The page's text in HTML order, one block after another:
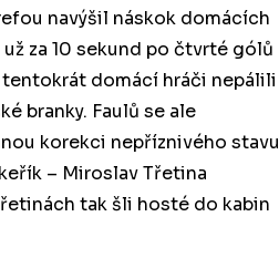
navýšil náskok domácích
za 10 sekund po čtvrté gólů
domácí hráči nepálili
branky. Faulů se ale
korekci nepříznivého stavu
– Miroslav Třetina
tak šli hosté do kabin